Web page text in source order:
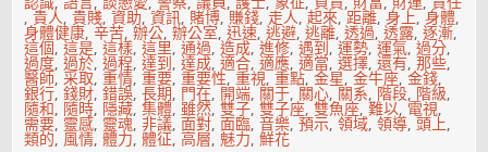
,貴人,貴賤,資助,資訊,賭博, 賺錢,走人,起來,距離,身上,身體,
身體健康,辛苦,辦公,辦公室,迅速,逃避,逃離,透過,透露,逐漸,
這個,這是,這樣,這里,通過,造成,進修,遇到,運勢,運氣,過分,
過度,過於,過程,達到,達成,適合,適應,適當,選擇,還有,那些,
醫師,采取,重情,重要,重要性,重視,重點,金星,金牛座,金錢,
銀行,錢財,錯誤,長期, 門在, 開端, 關于, 關心, 關系, 階段, 階級,
隨和, 隨時, 隱藏,集體,雖然,雙子,雙子座,雙魚座,難以, 電視,
需要, 靈感, 靈魂,非議,面對,面臨,音樂,預示,領域,領導,頭上,
類的, 風情,體力,體征,高層, 魅力,鮮花